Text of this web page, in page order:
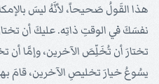
هذا القَولُ صَحيحاً، لأنَّهُ ليسَ
نفسَكَ في الوقتِ ذاتِه. عليكَ أن
تختارَ أن تُخَلِّصَ الآخرين، وإمَّا
يسُوعُ خيارَ تخليصِ الآخرين، قامَ